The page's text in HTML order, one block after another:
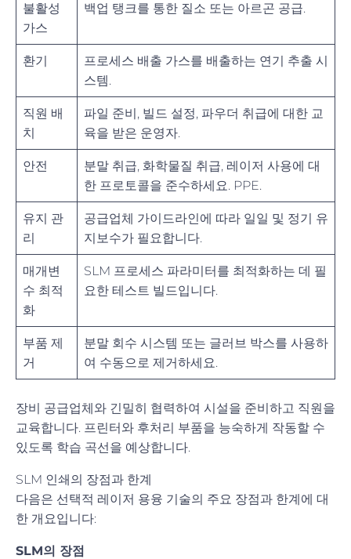
불활성
가스
백업 탱크를 통한 질소 또는 아르곤 공급.
환기
프로세스 배출 가스를 배출하는 연기 추출 시
스템.
직원 배
치
파일 준비, 빌드 설정, 파우더 취급에 대한 교
육을 받은 운영자.
안전
분말 취급, 화학물질 취급, 레이저 사용에 대
한 프로토콜을 준수하세요. PPE.
유지 관
리
공급업체 가이드라인에 따라 일일 및 정기 유
지보수가 필요합니다.
매개변
수 최적
화
SLM 프로세스 파라미터를 최적화하는 데 필
요한 테스트 빌드입니다.
부품 제
거
분말 회수 시스템 또는 글러브 박스를 사용하
여 수동으로 제거하세요.
장비 공급업체와 긴밀히 협력하여 시설을 준비하고 직원을
교육합니다. 프린터와 후처리 부품을 능숙하게 작동할 수
있도록 학습 곡선을 예상합니다.
SLM 인쇄의 장점과 한계
다음은 선택적 레이저 용융 기술의 주요 장점과 한계에 대
한 개요입니다:
SLM의 장점